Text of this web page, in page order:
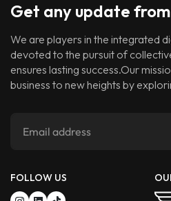
Get any update from
We are players in the integrated
devoted to the pursuit of
ensures lasting success.Our
business to new heights by
FOLLOW US